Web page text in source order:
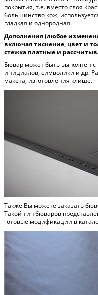
покрытия, т.е. вместо слоя
большинство кож,
гладкая и однородная.
Дополнения (любое
включая тиснение, цвет и
стежка платные и
Бювар может быть выполнен
инициалов, символики и др.
макета, изготовления клише.
Также Вы можете заказать
Такой тип бюваров
готовые модификации в